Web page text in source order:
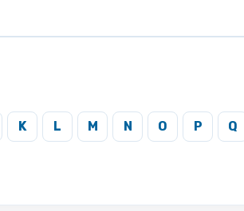
K L M N O P Q